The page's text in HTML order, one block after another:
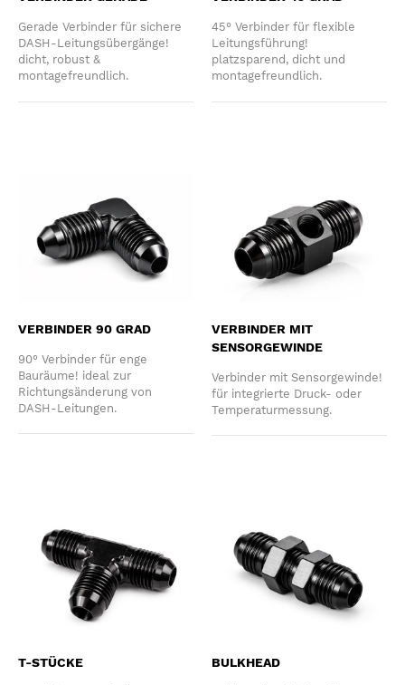
Gerade Verbinder für sichere
DASH-Leitungsübergänge!
dicht, robust &
montagefreundlich.
45° Verbinder für flexible
Leitungsführung!
platzsparend, dicht und
montagefreundlich.
VERBINDER 90 GRAD
90° Verbinder für enge
Bauräume! ideal zur
Richtungsänderung von
DASH-Leitungen.
VERBINDER MIT
SENSORGEWINDE
Verbinder mit Sensorgewinde!
für integrierte Druck- oder
Temperaturmessung.
T-STÜCKE BULKHEAD